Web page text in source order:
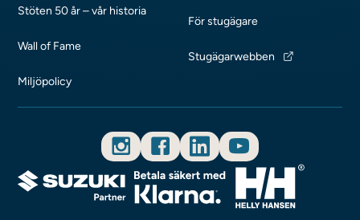
Stöten 50 år – vår historia
Wall of Fame
Miljöpolicy
För stugägare
Stugägarwebben